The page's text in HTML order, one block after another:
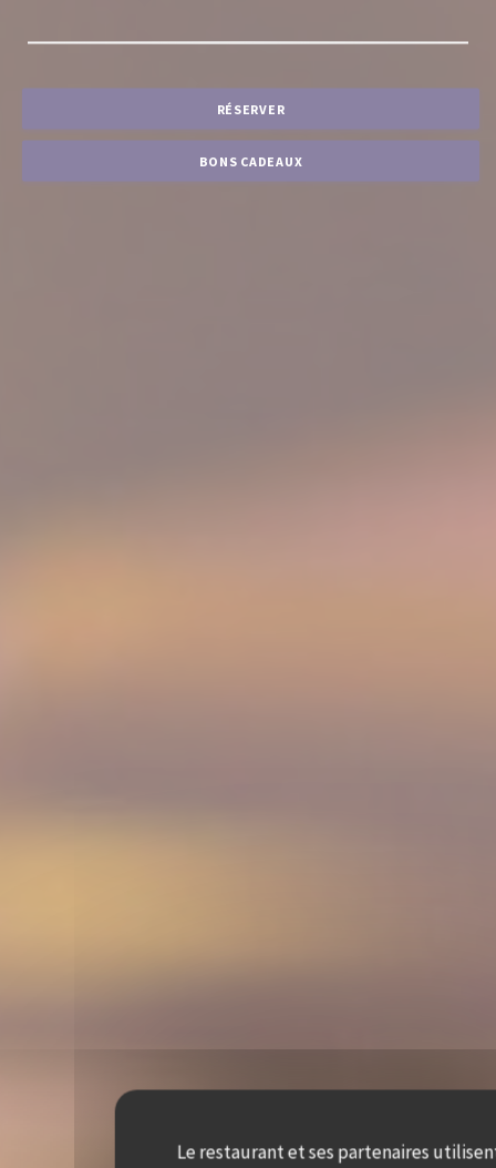
Le restaurant et ses partenaires
RÉSERVER
BONS CADEAUX